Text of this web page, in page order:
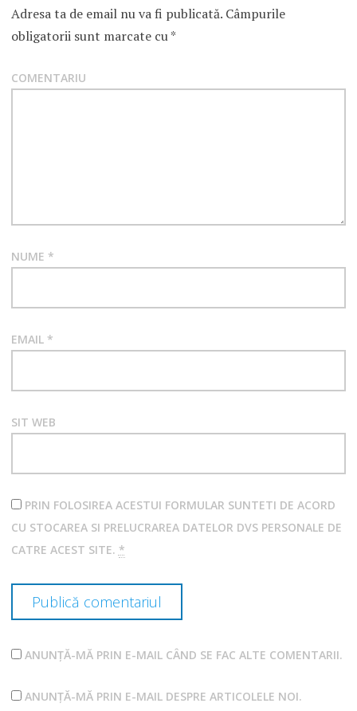
Adresa ta de email nu va fi publicată.Câmpurile
obligatorii sunt marcate cu*
COMENTARIU
NUME *
EMAIL *
SIT WEB
PRIN FOLOSIREA ACESTUI FORMULAR SUNTETI DE ACORD
CU STOCAREA SI PRELUCRAREA DATELOR DVS PERSONALE DE
CATRE ACEST SITE. *
ANUNȚĂ-MĂ PRIN E-MAIL CÂND SE FAC ALTE COMENTARII.
ANUNȚĂ-MĂ PRIN E-MAIL DESPRE ARTICOLELE NOI.